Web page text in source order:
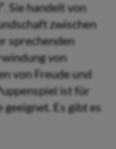
. Sie handelt von
zwischen
sprechenden
von
von Freude und
ist für
Es gibt es